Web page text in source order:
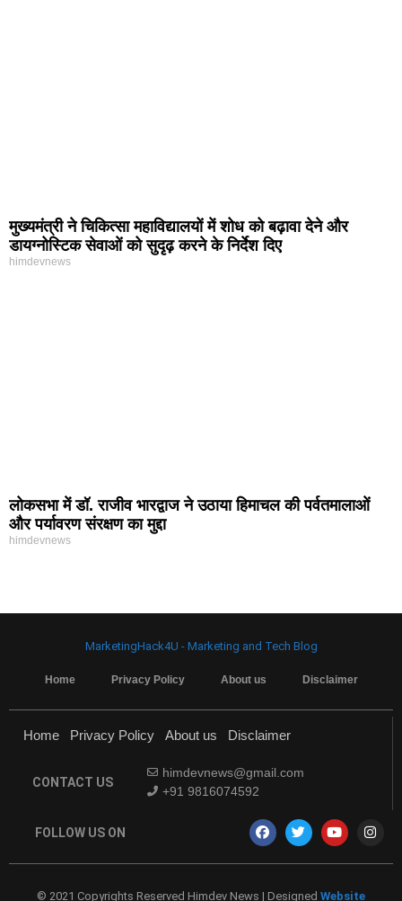
मुख्यमंत्री ने चिकित्सा महाविद्यालयों में शोध को बढ़ावा देने और
डायग्नोस्टिक सेवाओं को सुदृढ़ करने के निर्देश दिए
himdevnews
लोकसभा में डॉ. राजीव भारद्वाज ने उठाया हिमाचल की पर्वतमालाओं
और पर्यावरण संरक्षण का मुद्दा
himdevnews
MarketingHack4U - Marketing and Tech Blog
Home Privacy Policy About us Disclaimer
Home Privacy Policy About us Disclaimer
CONTACT US
himdevnews@gmail.com
+91 9816074592
FOLLOW US ON
© 2021 Copyrights Reserved Himdev News | Designed Website